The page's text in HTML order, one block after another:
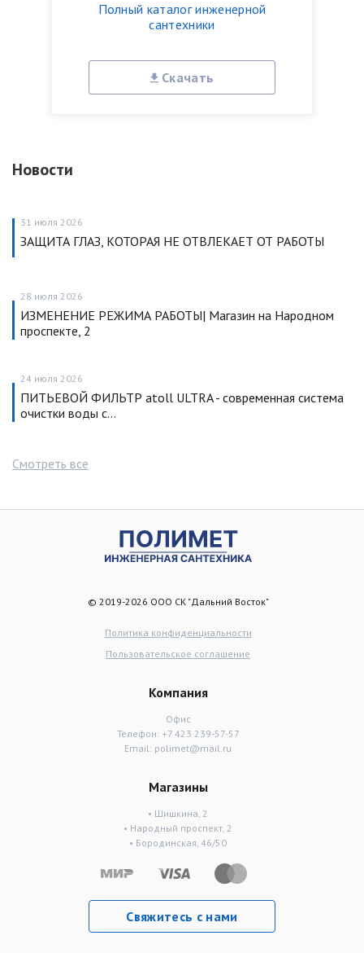
Полный каталог инженерной
сантехники
Скачать
Новости
31 июля 2026
ЗАЩИТА ГЛАЗ, КОТОРАЯ НЕ ОТВЛЕКАЕТ ОТ РАБОТЫ
28 июля 2026
ИЗМЕНЕНИЕ РЕЖИМА РАБОТЫ| Магазин на Народном
проспекте, 2
24 июля 2026
ПИТЬЕВОЙ ФИЛЬТР atoll ULTRA - современная система
очистки воды с…
Смотреть все
© 2019-2026 ООО СК "Дальний Восток"
Политика конфиденциальности
Пользовательское соглашение
Компания
Офис
Телефон: +7 423 239-57-57
Email: polimet@mail.ru
Магазины
• Шишкина, 2
• Народный проспект, 2
• Бородинская, 46/50
Свяжитесь с нами